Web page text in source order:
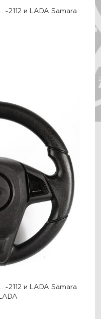
2112 и LADA Samara
2112 и LADA Samara